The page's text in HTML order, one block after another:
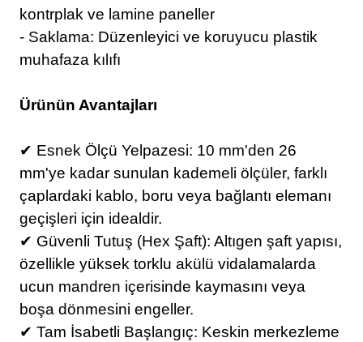
kontrplak ve lamine paneller
- Saklama: Düzenleyici ve koruyucu plastik
muhafaza kılıfı
Ürünün Avantajları
✔ Esnek Ölçü Yelpazesi: 10 mm'den 26
mm'ye kadar sunulan kademeli ölçüler, farklı
çaplardaki kablo, boru veya bağlantı elemanı
geçişleri için idealdir.
✔ Güvenli Tutuş (Hex Şaft): Altıgen şaft yapısı,
özellikle yüksek torklu akülü vidalamalarda
ucun mandren içerisinde kaymasını veya
boşa dönmesini engeller.
✔ Tam İsabetli Başlangıç: Keskin merkezleme